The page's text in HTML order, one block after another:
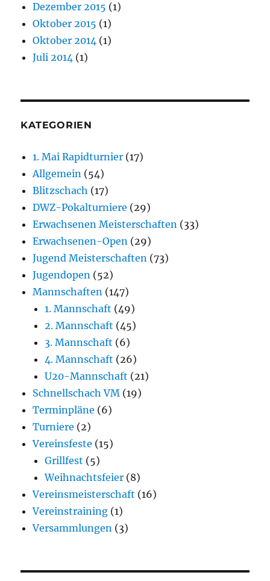
Dezember 2015 (1)
Oktober 2015 (1)
Oktober 2014 (1)
Juli 2014 (1)
KATEGORIEN
1. Mai Rapidturnier (17)
Allgemein (54)
Blitzschach (17)
DWZ-Pokalturniere (29)
Erwachsenen Meisterschaften (33)
Erwachsenen-Open (29)
Jugend Meisterschaften (73)
Jugendopen (52)
Mannschaften (147)
1. Mannschaft (49)
2. Mannschaft (45)
3. Mannschaft (6)
4. Mannschaft (26)
U20-Mannschaft (21)
Schnellschach VM (19)
Terminpläne (6)
Turniere (2)
Vereinsfeste (15)
Grillfest (5)
Weihnachtsfeier (8)
Vereinsmeisterschaft (16)
Vereinstraining (1)
Versammlungen (3)